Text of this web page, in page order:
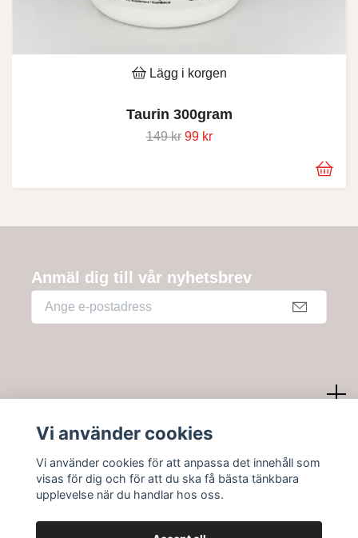
Lägg i korgen
Taurin 300gram
149 kr 99 kr
Anmäl dig till vår nyhetsbrev
Information
Vi använder cookies
Vi använder cookies för att anpassa det innehåll som
visas för dig och för att du ska få bästa tänkbara
upplevelse när du handlar hos oss.